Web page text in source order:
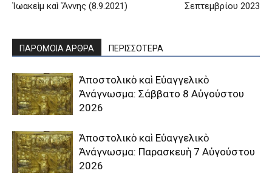
Ἰωακεὶμ καὶ Ἄννης (8.9.2021)
Σεπτεμβρίου 2023
ΠΑΡΟΜΟΙΑ ΑΡΘΡΑ ΠΕΡΙΣΣΟΤΕΡΑ
Ἀποστολικὸ καὶ Εὐαγγελικὸ
Ἀνάγνωσμα: Σάββατο 8 Αὐγούστου
2026
Ἀποστολικὸ καὶ Εὐαγγελικὸ
Ἀνάγνωσμα: Παρασκευὴ 7 Αὐγούστου
2026